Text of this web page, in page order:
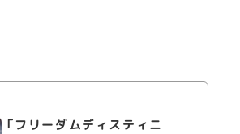
「フリーダムディスティニ